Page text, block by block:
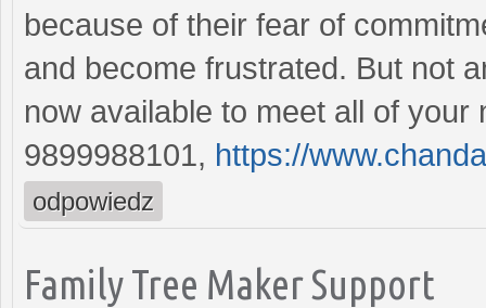
because of their fear of
and become frustrated. But not
now available to meet all of
9899988101, https://
odpowiedz
Family Tree Maker Support